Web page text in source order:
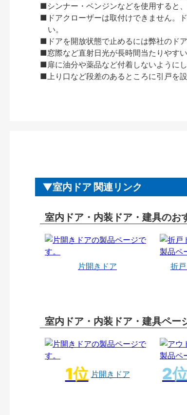
■シンナー・ベンジンなどを使用すると
■ドアクローザーは取付けできません。
い。
■ドアを開放状態で止めるには弊社のド
■窓際など直射日光が長時間当たりやす
■扉に油分や薬品など付着しないように
■上り口など段差のあるところに引戸を
室内ドア 関連リンク
室内ドア・内装ドア・建具のお
片開きドア 折
室内ドア・内装ドア・建具ペー
片開きドア